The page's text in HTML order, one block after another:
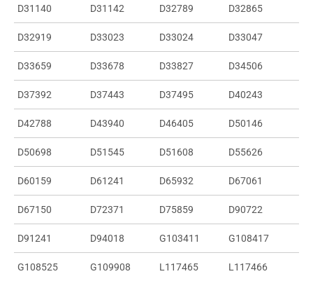
D31140 D31142 D32789 D32865
D32919 D33023 D33024 D33047
D33659 D33678 D33827 D34506
D37392 D37443 D37495 D40243
D42788 D43940 D46405 D50146
D50698 D51545 D51608 D55626
D60159 D61241 D65932 D67061
D67150 D72371 D75859 D90722
D91241 D94018 G103411 G108417
G108525 G109908 L117465 L117466